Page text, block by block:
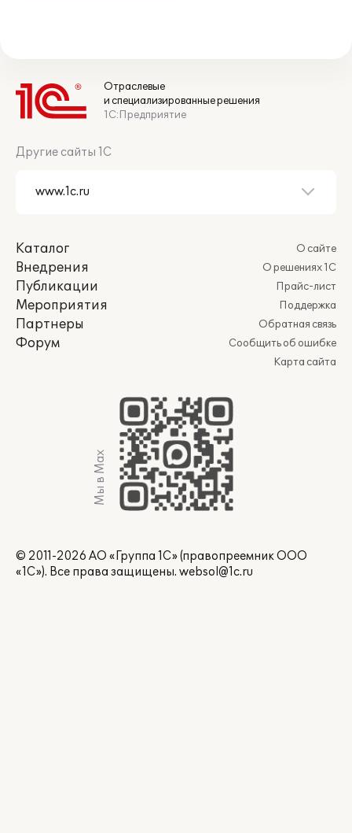
Отраслевые
и специализированные решения
1С:Предприятие
Другие сайты 1С
Каталог
Внедрения
Публикации
Мероприятия
Партнеры
Форум
О сайте
О решениях 1С
Прайс-лист
Поддержка
Обратная связь
Сообщить об ошибке
Карта сайта
Мы в Max
© 2011-2026 АО «Группа 1С» (правопреемник ООО
«1С»). Все права защищены. websol@1c.ru